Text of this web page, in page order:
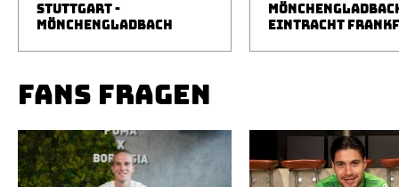
STUTTGART -
MÖNCHENGLADBACH
EINTRACHT
FANS FRAGEN